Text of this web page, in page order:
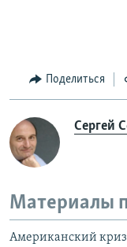
Поделиться
Сергей
Материалы
Американский